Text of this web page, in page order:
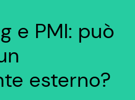
e PMI: può
esterno?